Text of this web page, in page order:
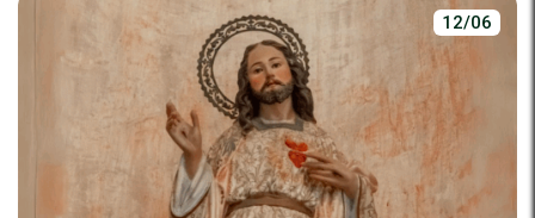
12/06